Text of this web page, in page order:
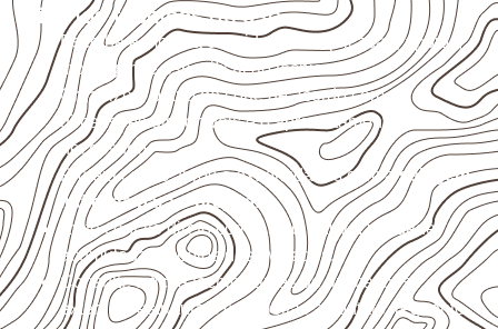
Critérios técnicos de uso
Escolha a medida considerando aplicação, apoios,
montagem e especificação técnica.
Organize o plano de corte de acordo com as
dimensões disponíveis e o aproveitamento
necessário.
Proteja cortes, furos e extremidades com aselagem
indicada para o projeto.
Evite contato direto com o solo, chuva, umidade
acumulada e apoios desnivelados.
Consulte a ficha técnica antes de aplicações
externas, estruturais ou sujeitas a contato frequente